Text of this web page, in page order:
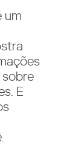
um
sobre
E